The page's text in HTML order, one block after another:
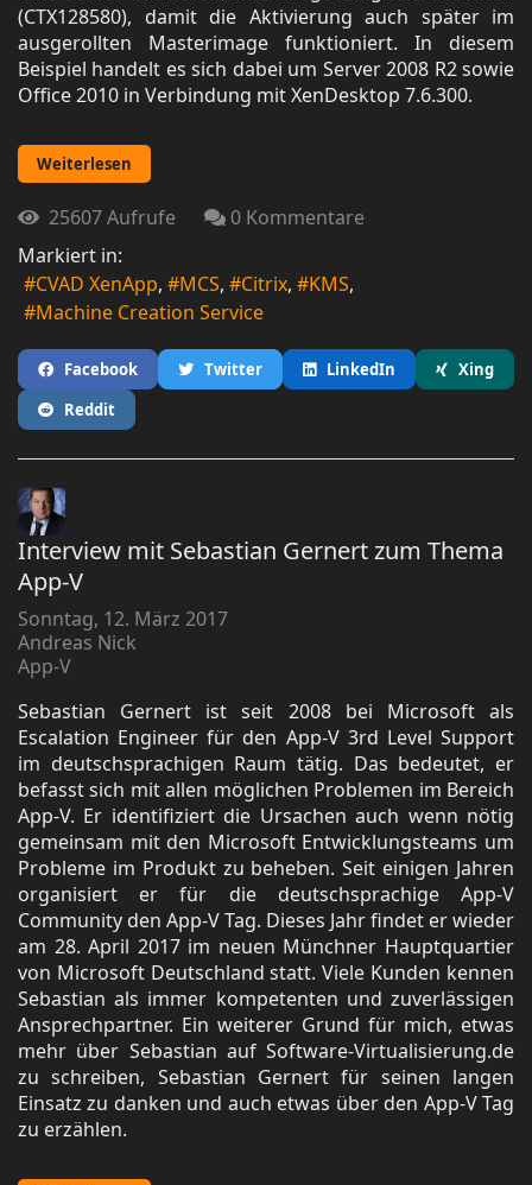
(CTX128580), damit die Aktivierung auch später im
ausgerollten Masterimage funktioniert. In diesem
Beispiel handelt es sich dabei um Server 2008 R2 sowie
Office 2010 in Verbindung mit XenDesktop 7.6.300.
Weiterlesen
25607 Aufrufe
0 Kommentare
Markiert in:
CVAD XenApp
MCS Citrix
KMS
Machine Creation Service
Facebook Twitter LinkedIn
Xing
Reddit
Interview mit Sebastian Gernert zum Thema
App-V
Sonntag, 12. März 2017
Andreas Nick
App-V
Sebastian Gernert ist seit 2008 bei Microsoft als
Escalation Engineer für den App-V 3rd Level Support
im deutschsprachigen Raum tätig. Das bedeutet, er
befasst sich mit allen möglichen Problemen im Bereich
App-V. Er identifiziert die Ursachen auch wenn nötig
gemeinsam mit den Microsoft Entwicklungsteams um
Probleme im Produkt zu beheben. Seit einigen Jahren
organisiert er für die deutschsprachige App-V
Community den App-V Tag. Dieses Jahr findet er wieder
am 28. April 2017 im neuen Münchner Hauptquartier
von Microsoft Deutschland statt. Viele Kunden kennen
Sebastian als immer kompetenten und zuverlässigen
Ansprechpartner. Ein weiterer Grund für mich, etwas
mehr über Sebastian auf Software-Virtualisierung.de
zu schreiben, Sebastian Gernert für seinen langen
Einsatz zu danken und auch etwas über den App-V Tag
zu erzählen.